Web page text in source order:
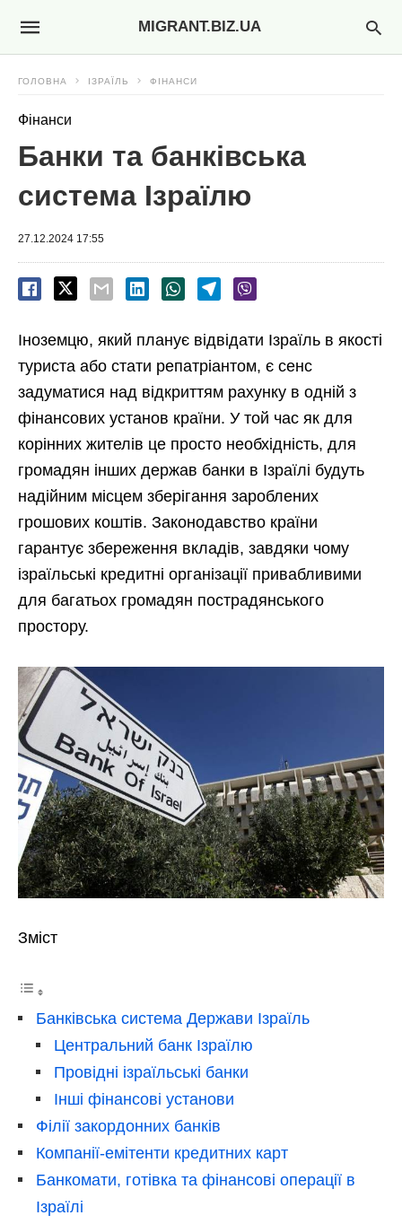
MIGRANT.BIZ.UA
ГОЛОВНА ІЗРАЇЛЬ ФІНАНСИ
Фінанси
Банки та банківська
система Ізраїлю
27.12.2024 17:55
Іноземцю, який планує відвідати Ізраїль в якості
туриста або стати репатріантом, є сенс
задуматися над відкриттям рахунку в одній з
фінансових установ країни. У той час як для
корінних жителів це просто необхідність, для
громадян інших держав банки в Ізраїлі будуть
надійним місцем зберігання зароблених
грошових коштів. Законодавство країни
гарантує збереження вкладів, завдяки чому
ізраїльські кредитні організації привабливими
для багатьох громадян пострадянського
простору.
Зміст
Банківська система Держави Ізраїль
Центральний банк Ізраїлю
Провідні ізраїльські банки
Інші фінансові установи
Філії закордонних банків
Компанії-емітенти кредитних карт
Банкомати, готівка та фінансові операції в
Ізраїлі